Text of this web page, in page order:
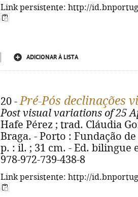
Link persistente: http://
ADICIONAR À LISTA
20 -Pré-Pós declinações
Post visual variations of 25
Hafe Pérez ; trad. Cláudia
Braga. - Porto : Fundação
p. : il. ; 31 cm. - Ed. bilingue
978-972-739-438-8
Link persistente: http://